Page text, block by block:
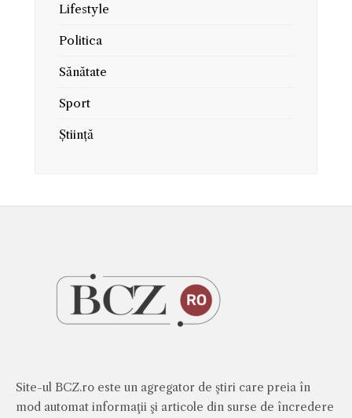
Lifestyle
Politica
Sănătate
Sport
Știință
Site-ul BCZ.ro este un agregator de ştiri care preia în
mod automat informaţii şi articole din surse de încredere